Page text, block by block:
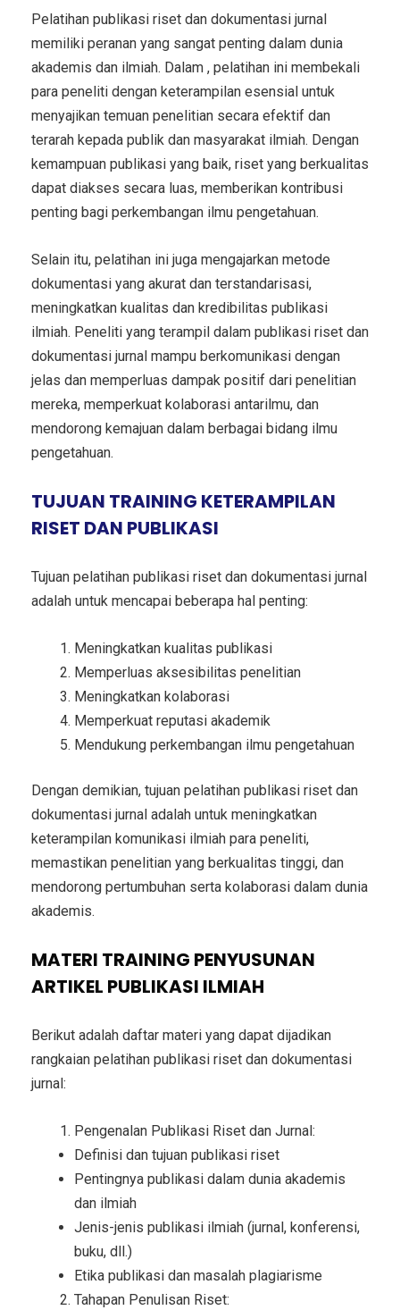
Pelatihan publikasi riset dan dokumentasi jurnal
memiliki peranan yang sangat penting dalam dunia
akademis dan ilmiah. Dalam , pelatihan ini membekali
para peneliti dengan keterampilan esensial untuk
menyajikan temuan penelitian secara efektif dan
terarah kepada publik dan masyarakat ilmiah. Dengan
kemampuan publikasi yang baik, riset yang berkualitas
dapat diakses secara luas, memberikan kontribusi
penting bagi perkembangan ilmu pengetahuan.
Selain itu, pelatihan ini juga mengajarkan metode
dokumentasi yang akurat dan terstandarisasi,
meningkatkan kualitas dan kredibilitas publikasi
ilmiah. Peneliti yang terampil dalam publikasi riset dan
dokumentasi jurnal mampu berkomunikasi dengan
jelas dan memperluas dampak positif dari penelitian
mereka, memperkuat kolaborasi antarilmu, dan
mendorong kemajuan dalam berbagai bidang ilmu
pengetahuan.
TUJUAN TRAINING KETERAMPILAN
RISET DAN PUBLIKASI
Tujuan pelatihan publikasi riset dan dokumentasi jurnal
adalah untuk mencapai beberapa hal penting:
Meningkatkan kualitas publikasi
Memperluas aksesibilitas penelitian
Meningkatkan kolaborasi
Memperkuat reputasi akademik
Mendukung perkembangan ilmu pengetahuan
Dengan demikian, tujuan pelatihan publikasi riset dan
dokumentasi jurnal adalah untuk meningkatkan
keterampilan komunikasi ilmiah para peneliti,
memastikan penelitian yang berkualitas tinggi, dan
mendorong pertumbuhan serta kolaborasi dalam dunia
akademis.
MATERI TRAINING PENYUSUNAN
ARTIKEL PUBLIKASI ILMIAH
Berikut adalah daftar materi yang dapat dijadikan
rangkaian pelatihan publikasi riset dan dokumentasi
jurnal:
Pengenalan Publikasi Riset dan Jurnal:
Definisi dan tujuan publikasi riset
Pentingnya publikasi dalam dunia akademis
dan ilmiah
Jenis-jenis publikasi ilmiah (jurnal, konferensi,
buku, dll.)
Etika publikasi dan masalah plagiarisme
Tahapan Penulisan Riset: